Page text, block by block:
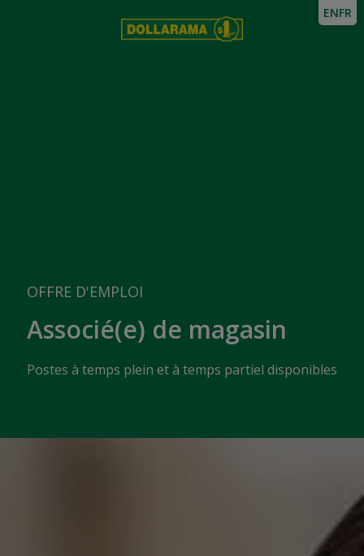
OFFRE D'EMPLOI
Associé(e) de magasin
Postes à temps plein et à temps partiel disponibles
ENFR